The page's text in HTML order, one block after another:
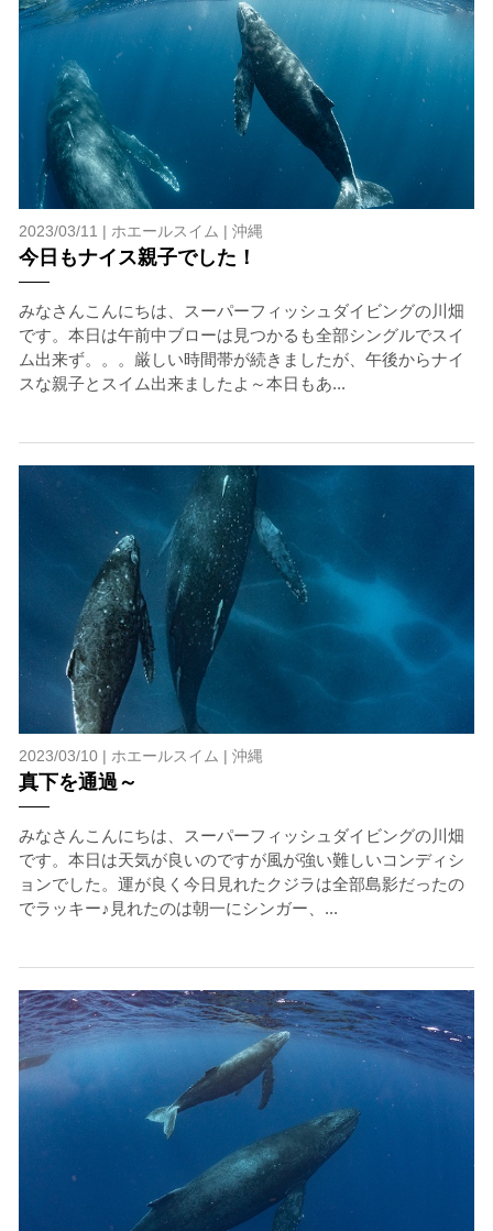
2023/03/11 | ホエールスイム | 沖縄
今日もナイス親子でした！
みなさんこんにちは、スーパーフィッシュダイビングの川畑
です。本日は午前中ブローは見つかるも全部シングルでスイ
ム出来ず。。。厳しい時間帯が続きましたが、午後からナイ
スな親子とスイム出来ましたよ～本日もあ...
2023/03/10 | ホエールスイム | 沖縄
真下を通過～
みなさんこんにちは、スーパーフィッシュダイビングの川畑
です。本日は天気が良いのですが風が強い難しいコンディシ
ョンでした。運が良く今日見れたクジラは全部島影だったの
でラッキー♪見れたのは朝一にシンガー、...